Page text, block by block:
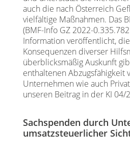
auch die nach Österreich
vielfältige Maßnahmen. Das
(BMF-Info GZ 2022-
Information veröffentlicht,
Konsequenzen diverser
überblicksmäßig Auskunft
enthaltenen Abzugsfähigkeit
Unternehmen wie auch
unseren Beitrag in der KI 04/
Sachspenden durch
umsatzsteuerlicher